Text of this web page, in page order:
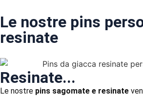
Le nostre pins
resinate
Resinate...
Le nostre pins sagomate e resinate